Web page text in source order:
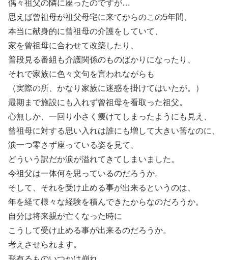
偶々祖父の隣に座ったのですが…
思えば曾祖母が祖父母宅に来てからのこの5年間、
本当に献身的に曾祖母の介護をしていて、
家を曾祖母に合わせて改築したり、
普段見る番組も介護関係のものばかりになったり、
それで家族に色々文句を言われながらも
（実際の所、かなり家族に迷惑を掛けてはいたが。）
最期まで施設にも入れず曾祖母を看取った祖父。
心無しか、一回り小さく痩けてしまったようにも見え、
曾祖母に対する思い入れは誰にも増して大きい筈なのに、
涙一つ零さず座っている姿を見て、
どういう訳だか涙が溢れてきてしまいました。
今祖父は一体何を思っているのだろうか。
そして、それを受け止める事が出来るというのは、
年を経て様々な経験を積んできたからなのだろうか。
自分は将来親が亡くなった時に
こうして受け止める事が出来るのだろうか。
考えさせられます。